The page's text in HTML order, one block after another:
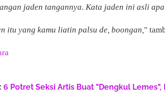
jaden tangannya. Kata jaden ini asli
itu yang kamu liatin palsu de, boongan, "
6 Potret Seksi Artis Buat "Dengkul Lemes",